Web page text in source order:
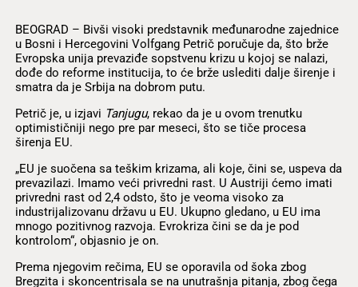
BEOGRAD – Bivši visoki predstavnik međunarodne zajednice
u Bosni i Hercegovini Volfgang Petrič poručuje da, što brže
Evropska unija prevaziđe sopstvenu krizu u kojoj se nalazi,
dođe do reforme institucija, to će brže uslediti dalje širenje i
smatra da je Srbija na dobrom putu.
Petrič je, u izjavi Tanjugu, rekao da je u ovom trenutku
optimističniji nego pre par meseci, što se tiče procesa
širenja EU.
„EU je suočena sa teškim krizama, ali koje, čini se, uspeva da
prevazilazi. Imamo veći privredni rast. U Austriji ćemo imati
privredni rast od 2,4 odsto, što je veoma visoko za
industrijalizovanu državu u EU. Ukupno gledano, u EU ima
mnogo pozitivnog razvoja. Evrokriza čini se da je pod
kontrolom“, objasnio je on.
Prema njegovim rečima, EU se oporavila od šoka zbog
Bregzita i skoncentrisala se na unutrašnja pitanja, zbog čega